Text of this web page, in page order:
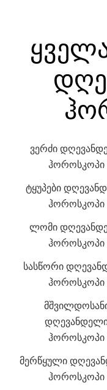
ვერძი
ჰოროსკოპი
ტყუპები
ჰოროსკოპი
ლომი
ჰოროსკოპი
სასწორი
ჰოროსკოპი
ჰოროსკოპი
მერწყული
ჰოროსკოპი